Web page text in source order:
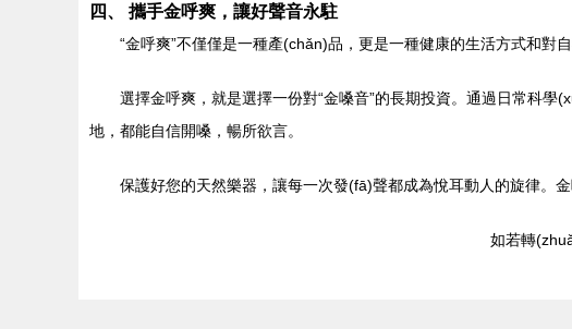
四、 攜手金呼爽，讓好聲音永駐
“金呼爽”不僅僅是一種產(chǎn)品，更是一種健康的生活方式和對
選擇金呼爽，就是選擇一份對“金嗓音”的長期投資。通過日常科
地，都能自信開嗓，暢所欲言。
保護好您的天然樂器，讓每一次發(fā)聲都成為悅耳動人的旋律。
如若轉